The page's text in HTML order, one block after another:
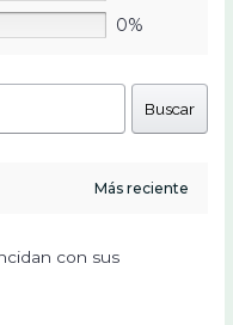
0%
Buscar
con sus